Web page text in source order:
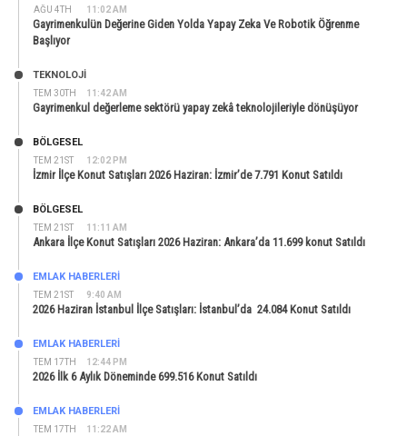
AĞU 4TH 11:02 AM
Gayrimenkulün Değerine Giden Yolda Yapay Zeka Ve Robotik Öğrenme
Başlıyor
TEM 30TH 11:42 AM
TEKNOLOJİ
Gayrimenkul değerleme sektörü yapay zekâ teknolojileriyle dönüşüyor
TEM 21ST 12:02 PM
BÖLGESEL
İzmir İlçe Konut Satışları 2026 Haziran: İzmir’de 7.791 Konut Satıldı
TEM 21ST 11:11 AM
BÖLGESEL
Ankara İlçe Konut Satışları 2026 Haziran: Ankara’da 11.699 konut Satıldı
TEM 21ST 9:40 AM
EMLAK HABERLERI
2026 Haziran İstanbul İlçe Satışları: İstanbul’da 24.084 Konut Satıldı
TEM 17TH 12:44 PM
EMLAK HABERLERI
2026 İlk 6 Aylık Döneminde 699.516 Konut Satıldı
TEM 17TH 11:22 AM
EMLAK HABERLERI